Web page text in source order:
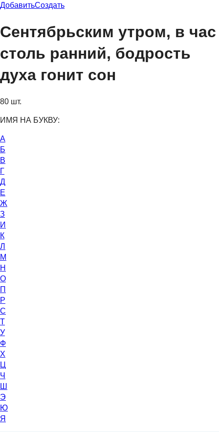
ДобавитьСоздать
Сентябрьским утром, в час
столь ранний, бодрость
духа гонит сон
80 шт.
ИМЯ НА БУКВУ:
А
Б
В
Г
Д
Е
Ж
З
И
К
Л
М
Н
О
П
Р
С
Т
У
Ф
Х
Ц
Ч
Ш
Э
Ю
Я